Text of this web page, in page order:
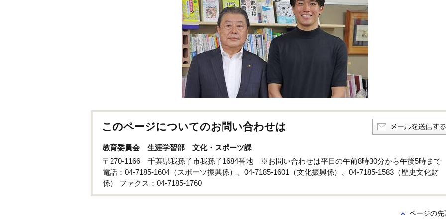
このページについてのお問い合わせは
教育委員会 生涯学習部 文化・スポーツ課
〒270-1166 千葉県我孫子市我孫子1684番地 ※お問い合わせは平日の午前8時30分から午後5時まで
電話：04-7185-1604（スポーツ振興係）、04-7185-1601（文化振興係）、04-7185-1583（歴史文化財
係） ファクス：04-7185-1760
ページの先